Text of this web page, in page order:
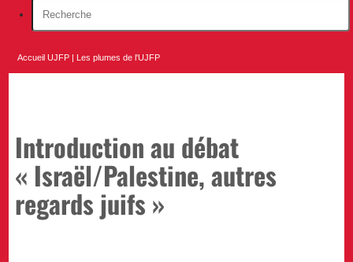
Accueil UJFP Les plumes de l'UJFP
Introduction au débat
« Israël/Palestine, autres
regards juifs »